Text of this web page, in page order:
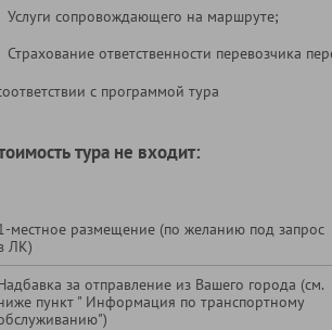
Услуги сопровождающего на маршруте;
Страхование ответственности перевозчика
с программой тура
тура не входит:
местное размещение (по желанию под запрос
ЛК)
за отправление из Вашего города (см.
пункт " Информация по транспортному